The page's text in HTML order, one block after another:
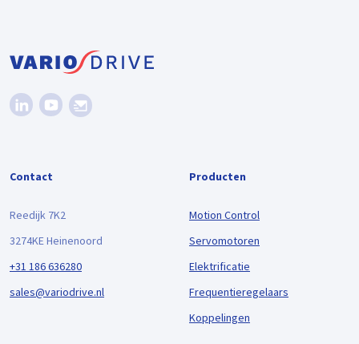
Contact
Reedijk 7K2
3274KE Heinenoord
+31 186 636280
sales@variodrive.nl
Producten
Motion Control
Servomotoren
Elektrificatie
Frequentieregelaars
Koppelingen